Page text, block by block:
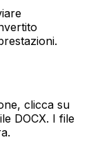
clicca su
DOCX. I file